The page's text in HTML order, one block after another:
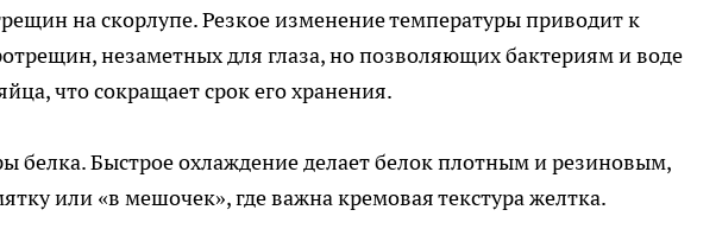
на скорлупе. Резкое изменение температуры приводит к
незаметных для глаза, но позволяющих бактериям и воде
что сокращает срок его хранения.
белка. Быстрое охлаждение делает белок плотным и резиновым,
или «в мешочек», где важна кремовая текстура желтка.